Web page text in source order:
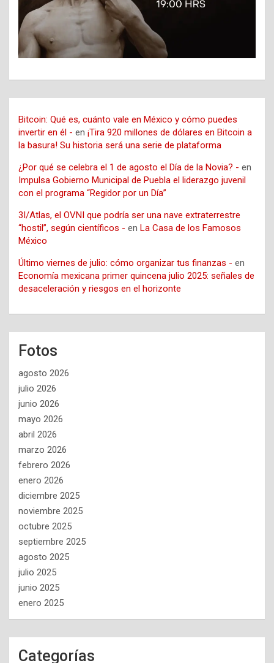
Bitcoin: Qué es, cuánto vale en México y cómo puedes
invertir en él - en ¡Tira 920 millones de dólares en Bitcoin a
la basura! Su historia será una serie de plataforma
¿Por qué se celebra el 1 de agosto el Día de la Novia? - en
Impulsa Gobierno Municipal de Puebla el liderazgo juvenil
con el programa “Regidor por un Día”
3I/Atlas, el OVNI que podría ser una nave extraterrestre
“hostil”, según científicos - en La Casa de los Famosos
México
Último viernes de julio: cómo organizar tus finanzas - en
Economía mexicana primer quincena julio 2025: señales de
desaceleración y riesgos en el horizonte
Fotos
agosto 2026
julio 2026
junio 2026
mayo 2026
abril 2026
marzo 2026
febrero 2026
enero 2026
diciembre 2025
noviembre 2025
octubre 2025
septiembre 2025
agosto 2025
julio 2025
junio 2025
enero 2025
Categorías